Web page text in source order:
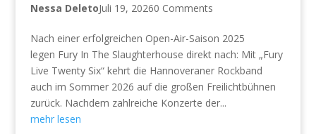
Nessa DeletoJuli 19, 20260 Comments
Nach einer erfolgreichen Open-Air-Saison 2025
legen Fury In The Slaughterhouse direkt nach: Mit „Fury
Live Twenty Six“ kehrt die Hannoveraner Rockband
auch im Sommer 2026 auf die großen Freilichtbühnen
zurück. Nachdem zahlreiche Konzerte der...
mehr lesen